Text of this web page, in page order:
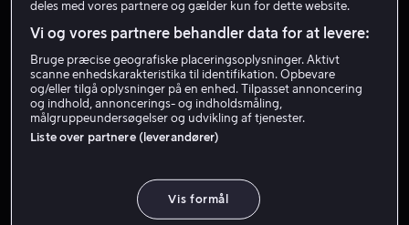
Lej 49 kr
deles med vores partnere og gælder kun for dette website.
Vi og vores partnere behandler data for at levere:
Bruge præcise geografiske placeringsoplysninger. Aktivt
scanne enhedskarakteristika til identifikation. Opbevare
og/eller tilgå oplysninger på en enhed. Tilpasset annoncering
og indhold, annoncerings- og indholdsmåling,
målgruppeundersøgelser og udvikling af tjenester.
Liste over partnere (leverandører)
Vis formål